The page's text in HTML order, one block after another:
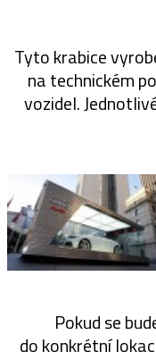
Tyto krabice
na technickém
vozidel.
Pokud se
do konkrétní